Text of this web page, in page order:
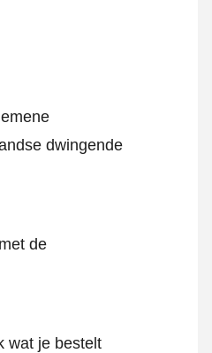
dwingende
de
wat je bestelt